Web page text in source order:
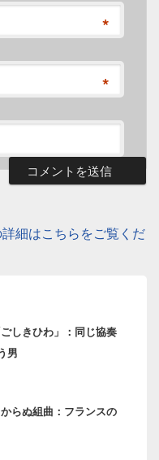
*
*
細はこちらをご覧くだ
しきひわ」：同じ協奏
男
らぬ組曲：フランスの